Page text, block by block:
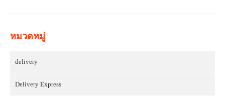
หมวดหมู่
delivery
Delivery Express